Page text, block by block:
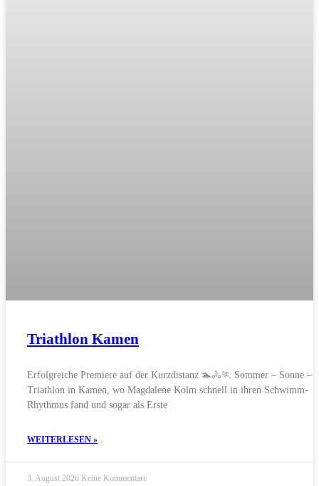
Triathlon Kamen
Erfolgreiche Premiere auf der Kurzdistanz 🏊🚴🏃 Sommer – Sonne –
Triathlon in Kamen, wo Magdalene Kolm schnell in ihren Schwimm-
Rhythmus fand und sogar als Erste
WEITERLESEN »
3. August 2026 Keine Kommentare